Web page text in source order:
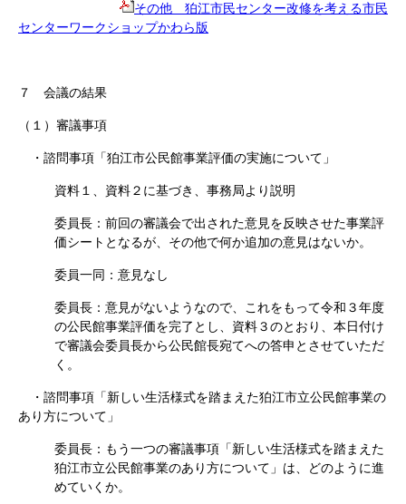
その他 狛江市民センター改修を考える市民
センターワークショップかわら版
７ 会議の結果
（１）審議事項
・諮問事項「狛江市公民館事業評価の実施について」
資料１、資料２に基づき、事務局より説明
委員長：前回の審議会で出された意見を反映させた事業評
価シートとなるが、その他で何か追加の意見はないか。
委員一同：意見なし
委員長：意見がないようなので、これをもって令和３年度
の公民館事業評価を完了とし、資料３のとおり、本日付け
で審議会委員長から公民館長宛てへの答申とさせていただ
く。
・諮問事項「新しい生活様式を踏まえた狛江市立公民館事業の
あり方について」
委員長：もう一つの審議事項「新しい生活様式を踏まえた
狛江市立公民館事業のあり方について」は、どのように進
めていくか。